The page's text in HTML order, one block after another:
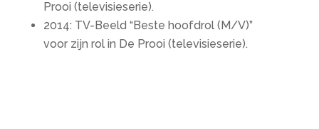
Prooi (televisieserie).
2014: TV-Beeld “Beste hoofdrol (M/V)”
voor zijn rol in De Prooi (televisieserie).